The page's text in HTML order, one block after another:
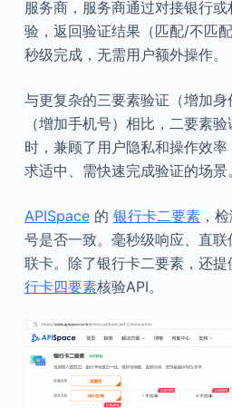
服务商，服务商通过对接银行
验，返回验证结果（匹配/不匹
秒级完成，无需用户额外操作。
与更复杂的三要素验证（增加
（增加手机号）相比，二要素
时，兼顾了用户隐私和操作效
求适中、需快速完成验证的场景。
APISpace的 银行卡二要素，
号是否一致。毫秒级响应、直
联卡。除了银行卡二要素，还提
行卡四要素核验API。